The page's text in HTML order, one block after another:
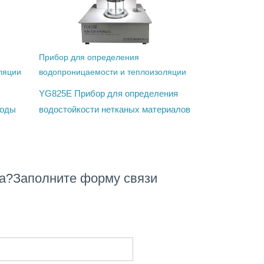
Прибор для определения
водопроницаемости и теплоизоляции
YG825E Прибор для определения
водостойкости нетканых материалов
форму связи